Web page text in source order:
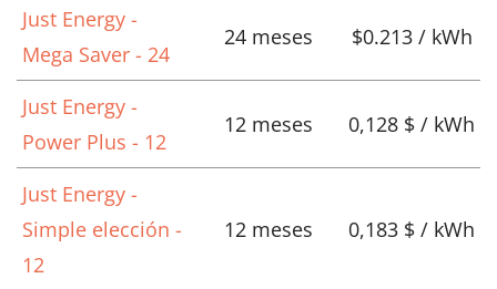
Just Energy -
Mega Saver - 24
24 meses $0.213 / kWh
Just Energy -
Power Plus - 12
12 meses 0,128 $ / kWh
Just Energy -
Simple elección -
12
12 meses 0,183 $ / kWh